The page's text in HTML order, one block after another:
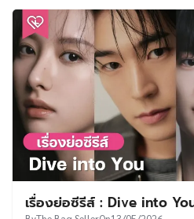
เรื่องย่อซีรีส์ : The Judge
ByThe Bag Seller On 01/06/2026